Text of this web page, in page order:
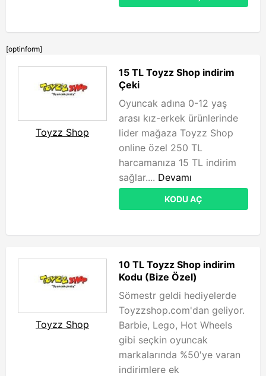
[optinform]
Toyzz Shop
15 TL Toyzz Shop indirim
Çeki
Oyuncak adına 0-12 yaş
arası kız-erkek ürünlerinde
lider mağaza Toyzz Shop
online özel 250 TL
harcamanıza 15 TL indirim
sağlar.... Devamı
KODU AÇ
Toyzz Shop
10 TL Toyzz Shop indirim
Kodu (Bize Özel)
Sömestr geldi hediyelerde
Toyzzshop.com'dan geliyor.
Barbie, Lego, Hot Wheels
gibi seçkin oyuncak
markalarında %50'ye varan
indirimlere ek